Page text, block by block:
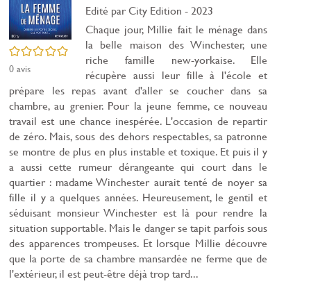
/5
0avis
Edité parCity Edition - 2023
Chaque jour, Millie fait le ménage dans
la belle maison des Winchester, une
riche famille new-yorkaise. Elle
récupère aussi leur fille à l'école et
prépare les repas avant d'aller se coucher dans sa
chambre, au grenier. Pour la jeune femme, ce nouveau
travail est une chance inespérée. L'occasion de repartir
de zéro. Mais, sous des dehors respectables, sa patronne
se montre de plus en plus instable et toxique. Et puis il y
a aussi cette rumeur dérangeante qui court dans le
quartier : madame Winchester aurait tenté de noyer sa
fille il y a quelques années. Heureusement, le gentil et
séduisant monsieur Winchester est là pour rendre la
situation supportable. Mais le danger se tapit parfois sous
des apparences trompeuses. Et lorsque Millie découvre
que la porte de sa chambre mansardée ne ferme que de
l'extérieur, il est peut-être déjà trop tard...